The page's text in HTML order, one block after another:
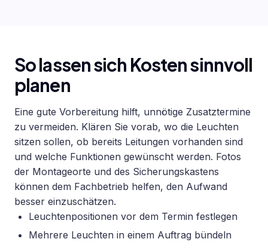
So lassen sich Kosten sinnvoll
planen
Eine gute Vorbereitung hilft, unnötige Zusatztermine
zu vermeiden. Klären Sie vorab, wo die Leuchten
sitzen sollen, ob bereits Leitungen vorhanden sind
und welche Funktionen gewünscht werden. Fotos
der Montageorte und des Sicherungskastens
können dem Fachbetrieb helfen, den Aufwand
besser einzuschätzen.
Leuchtenpositionen vor dem Termin festlegen
Mehrere Leuchten in einem Auftrag bündeln